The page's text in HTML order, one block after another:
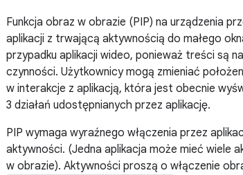
Funkcja obraz w obrazie (PIP) na urządzenia
aplikacji z trwającą aktywnością do małego
przypadku aplikacji wideo, ponieważ treści są
czynności. Użytkownicy mogą zmieniać
w interakcje z aplikacją, która jest obecnie
3 działań udostępnianych przez aplikację.
PIP wymaga wyraźnego włączenia przez
aktywności. (Jedna aplikacja może mieć wiele
w obrazie). Aktywności proszą o włączenie